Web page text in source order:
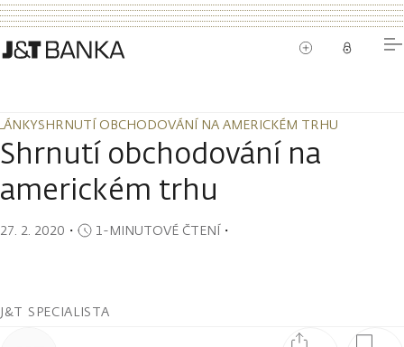
SHRNUTÍ OBCHODOVÁNÍ NA AMERICKÉM TRHU
SHRNUTÍ OBCHODOVÁNÍ NA AMERICKÉM TRHU
Shrnutí obchodování na
americkém trhu
27. 2. 2020 ・ 1-MINUTOVÉ ČTENÍ・
J&T SPECIALISTA